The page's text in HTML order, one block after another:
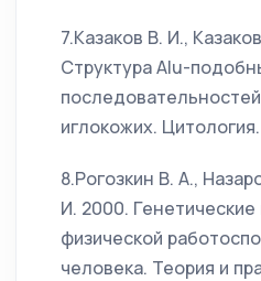
7.Казаков В. И.,
Структура Alu-
иглокожих.
8.Рогозкин В. А.,
И. 2000.
физической
человека. Теория и